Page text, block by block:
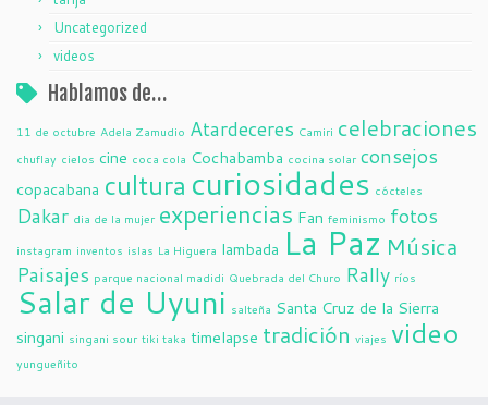
Uncategorized
videos
Hablamos de…
11 de octubre Adela Zamudio Atardeceres Camiri celebraciones
chuflay cielos cine coca cola Cochabamba cocina solar consejos
copacabana cultura curiosidades cócteles
Dakar dia de la mujer experiencias Fan feminismo fotos
instagram inventos islas La Higuera lambada La Paz Música
Paisajes parque nacional madidi Quebrada del Churo Rally ríos
Salar de Uyuni salteña Santa Cruz de la Sierra
singani singani sour tiki taka timelapse tradición viajes video
yungueñito